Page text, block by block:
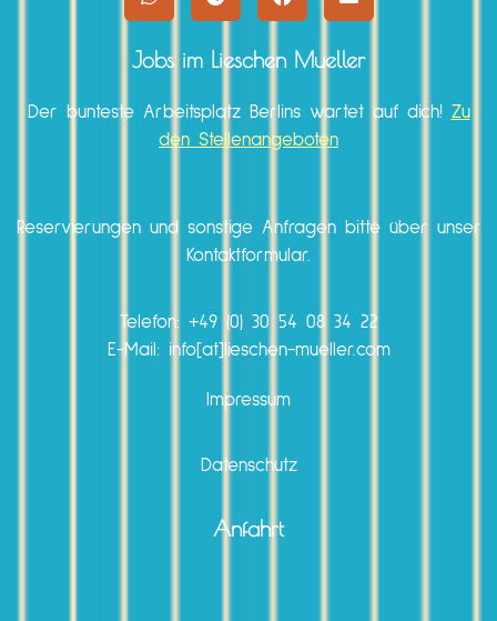
Jobs im Lieschen Mueller
Der bunteste Arbeitsplatz Berlins wartet auf dich! Zu
den Stellenangeboten
Reservierungen und sonstige Anfragen bitte über unser
Kontaktformular.
Telefon: +49 (0) 30 54 08 34 22
E-Mail: info[at]lieschen-mueller.com
Impressum
Datenschutz
Anfahrt